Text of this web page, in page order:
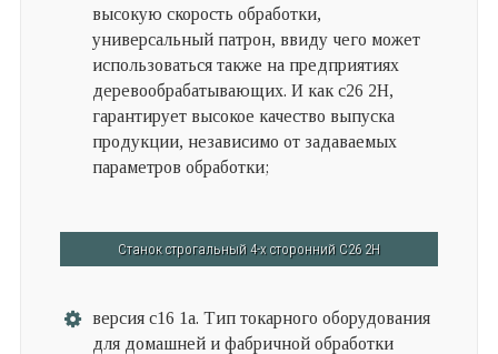
высокую скорость обработки,
универсальный патрон, ввиду чего может
использоваться также на предприятиях
деревообрабатывающих. И как с26 2Н,
гарантирует высокое качество выпуска
продукции, независимо от задаваемых
параметров обработки;
Станок строгальный 4-х сторонний С26 2Н
версия с16 1а. Тип токарного оборудования
для домашней и фабричной обработки